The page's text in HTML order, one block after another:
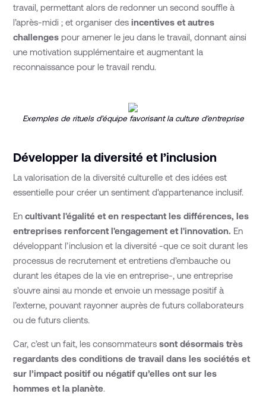
travail, permettant alors de redonner un second souffle à
l’après-midi ; et organiser desincentives et autres
challenges pour amener le jeu dans le travail, donnant ainsi
une motivation supplémentaire et augmentant la
reconnaissance pour le travail rendu.
Exemples de rituels d’équipe favorisant la culture d’entreprise
Développer la diversité et l’inclusion
La valorisation de la diversité culturelle et des idées est
essentielle pour créer un sentiment d'appartenance inclusif.
Encultivant l'égalité et en respectant les différences, les
entreprises renforcent l'engagement et l'innovation. En
développant l’inclusion et la diversité -que ce soit durant les
processus de recrutement et entretiens d’embauche ou
durant les étapes de la vie en entreprise-, une entreprise
s’ouvre ainsi au monde et envoie un message positif à
l’externe, pouvant rayonner auprès de futurs collaborateurs
ou de futurs clients.
Car, c’est un fait, les consommateurssont désormais très
regardants des conditions de travail dans les sociétés et
sur l’impact positif ou négatif qu’elles ont sur les
hommes et la planète.